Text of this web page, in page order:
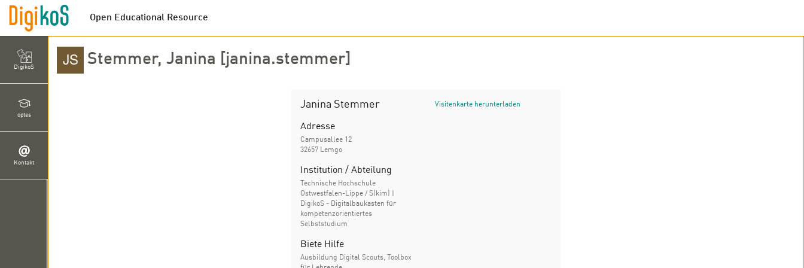
Open Educational Resource
DigikoS
optes
Kontakt
Stemmer, Janina [janina.stemmer]
Janina Stemmer
Adresse
Campusallee 12
32657 Lemgo
Institution / Abteilung
Technische Hochschule
Ostwestfalen-Lippe / S(kim) |
DigikoS - Digitalbaukasten für
kompetenzorientiertes
Selbststudium
Biete Hilfe
Ausbildung Digital Scouts, Toolbox
Visitenkarte herunterladen